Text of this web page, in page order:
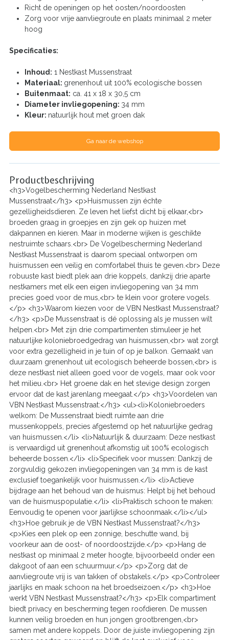
Richt de openingen op het oosten/noordoosten
Zorg voor vrije aanvliegroute en plaats minimaal 2 meter
hoog
Specificaties:
Inhoud: 1 Nestkast Mussenstraat
Materiaal: grenenhout uit 100% ecologische bossen
Buitenmaat: ca. 41 x 18 x 30,5 cm
Diameter invliegopening: 34 mm
Kleur: natuurlijk hout met groen dak
Ga naar de webshop
Productbeschrijving
<h3>Vogelbescherming Nederland Nestkast
Mussenstraat</h3> <p>Huismussen zijn échte
gezelligheidsdieren. Ze leven het liefst dicht bij elkaar,<br>
broeden graag in groepjes en zijn gek op huizen met
dakpannen en kieren. Maar in moderne wijken is geschikte
nestruimte schaars.<br> De Vogelbescherming Nederland
Nestkast Mussenstraat is daarom speciaal ontworpen om
huismussen een veilig en comfortabel thuis te geven.<br> Deze
robuuste kast biedt plek aan drie koppels, dankzij drie aparte
nestkamers met elk een eigen invliegopening van 34 mm
precies goed voor de mus,<br> te klein voor grotere vogels.
</p> <h3>Waarom kiezen voor de VBN Nestkast Mussenstraat?
</h3> <p>De Mussenstraat is dé oplossing als je mussen wilt
helpen.<br> Met zijn drie compartimenten stimuleer je het
natuurlijke koloniebroedgedrag van huismussen,<br> wat zorgt
voor extra gezelligheid in je tuin of op je balkon. Gemaakt van
duurzaam grenenhout uit ecologisch beheerde bossen,<br> is
deze nestkast niet alleen goed voor de vogels, maar ook voor
het milieu.<br> Het groene dak en het stevige design zorgen
ervoor dat de kast jarenlang meegaat.</p> <h3>Voordelen van
VBN Nestkast Mussenstraat:</h3> <ul><li>Koloniebroeders
welkom: De Mussenstraat biedt ruimte aan drie
mussenkoppels, precies afgestemd op het natuurlijke gedrag
van huismussen.</li> <li>Natuurlijk & duurzaam: Deze nestkast
is vervaardigd uit grenenhout afkomstig uit 100% ecologisch
beheerde bossen.</li> <li>Specifiek voor mussen: Dankzij de
zorgvuldig gekozen invliegopeningen van 34 mm is de kast
exclusief toegankelijk voor huismussen.</li> <li>Actieve
bijdrage aan het behoud van de huismus: Helpt bij het behoud
van de huismuspopulatie.</li> <li>Praktisch schoon te maken:
Eenvoudig te openen voor jaarlijkse schoonmaak.</li></ul>
<h3>Hoe gebruik je de VBN Nestkast Mussenstraat?</h3>
<p>Kies een plek op een zonnige, beschutte wand, bij
voorkeur aan de oost- of noordoostzijde.</p> <p>Hang de
nestkast op minimaal 2 meter hoogte, bijvoorbeeld onder een
dakgoot of aan een schuurmuur.</p> <p>Zorg dat de
aanvliegroute vrij is van takken of obstakels.</p> <p>Controleer
jaarlijks en maak schoon na het broedseizoen.</p> <h3>Hoe
werkt VBN Nestkast Mussenstraat?</h3> <p>Elk compartiment
biedt privacy en bescherming tegen roofdieren. De mussen
kunnen veilig broeden en hun jongen grootbrengen,<br>
samen met andere koppels. Door de juiste invliegopening zijn